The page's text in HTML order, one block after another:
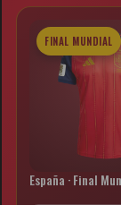
FINAL MUNDIAL
España · Final